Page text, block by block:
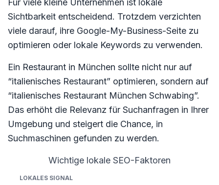
Für viele kleine Unternehmen ist lokale
Sichtbarkeit entscheidend. Trotzdem verzichten
viele darauf, ihre Google-My-Business-Seite zu
optimieren oder lokale Keywords zu verwenden.
Ein Restaurant in München sollte nicht nur auf
“italienisches Restaurant” optimieren, sondern auf
“italienisches Restaurant München Schwabing”.
Das erhöht die Relevanz für Suchanfragen in Ihrer
Umgebung und steigert die Chance, in
Suchmaschinen gefunden zu werden.
Wichtige lokale SEO-Faktoren
Lokales Signal